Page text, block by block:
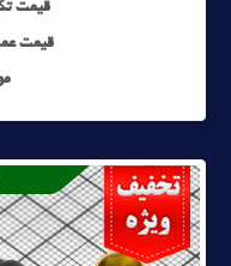
قیمت
قیمت